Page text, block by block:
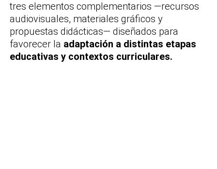
tres elementos complementarios —recursos
audiovisuales, materiales gráficos y
propuestas didácticas— diseñados para
favorecer la adaptación a distintas etapas
educativas y contextos curriculares.